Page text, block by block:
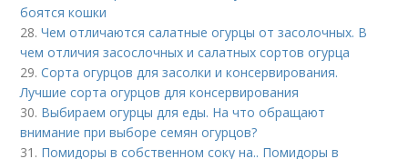
боятся кошки
28.Чем отличаются салатные огурцы от засолочных. В
чем отличия засослочных и салатных сортов огурца
29.Сорта огурцов для засолки и консервирования.
Лучшие сорта огурцов для консервирования
30. Выбираем огурцы для еды. На что обращают
внимание при выборе семян огурцов?
31. Помидоры в собственном соку на.. Помидоры в